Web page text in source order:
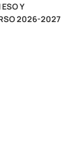
Y
2026-2027